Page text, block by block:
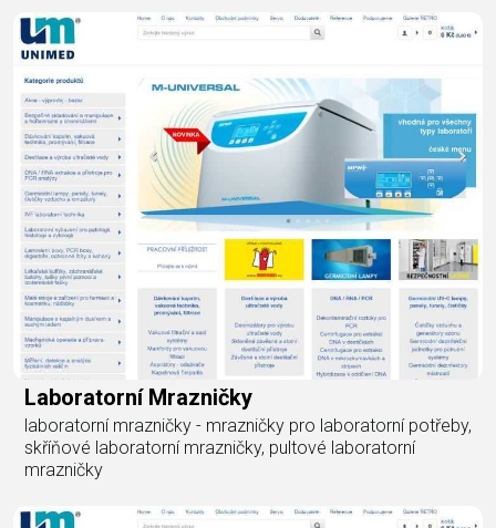
Laboratorní Mrazničky
laboratorní mrazničky - mrazničky pro laboratorní potřeby,
skříňové laboratorní mrazničky, pultové laboratorní
mrazničky